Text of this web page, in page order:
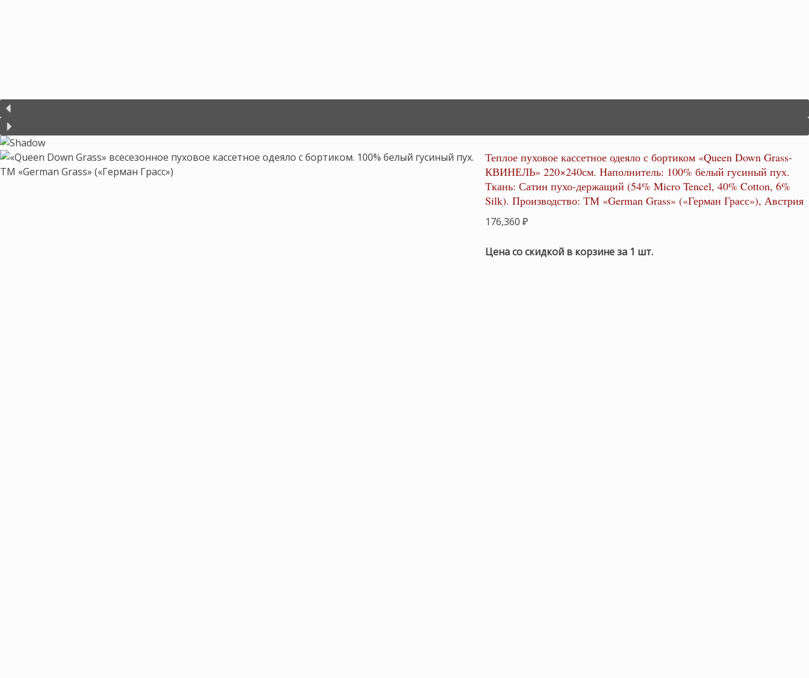
Теплое пуховое кассетное одеяло с бортиком «Queen Down Grass-
КВИНЕЛЬ» 220×240см. Наполнитель: 100% белый гусиный пух.
Ткань: Сатин пухо-держащий (54% Micro Tencel, 40% Cotton, 6%
Silk). Производство: ТМ «German Grass» («Герман Грасс»), Австрия
176,360₽
Цена со скидкой в корзине за 1 шт.